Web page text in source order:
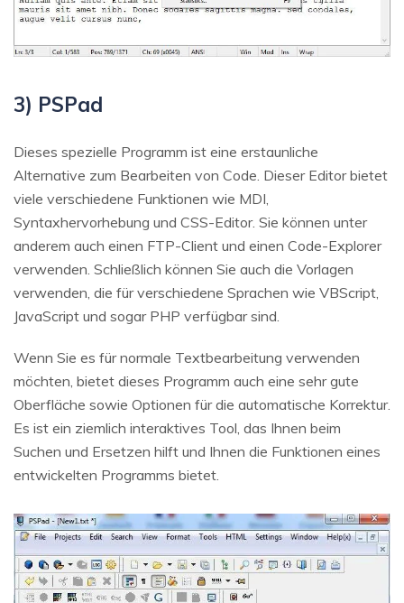
3) PSPad
Dieses spezielle Programm ist eine erstaunliche
Alternative zum Bearbeiten von Code. Dieser Editor bietet
viele verschiedene Funktionen wie MDI,
Syntaxhervorhebung und CSS-Editor. Sie können unter
anderem auch einen FTP-Client und einen Code-Explorer
verwenden. Schließlich können Sie auch die Vorlagen
verwenden, die für verschiedene Sprachen wie VBScript,
JavaScript und sogar PHP verfügbar sind.
Wenn Sie es für normale Textbearbeitung verwenden
möchten, bietet dieses Programm auch eine sehr gute
Oberfläche sowie Optionen für die automatische Korrektur.
Es ist ein ziemlich interaktives Tool, das Ihnen beim
Suchen und Ersetzen hilft und Ihnen die Funktionen eines
entwickelten Programms bietet.